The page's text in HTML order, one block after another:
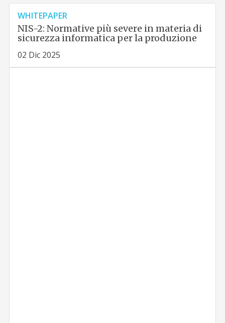
WHITEPAPER
NIS-2: Normative più severe in materia di
sicurezza informatica per la produzione
02 Dic 2025